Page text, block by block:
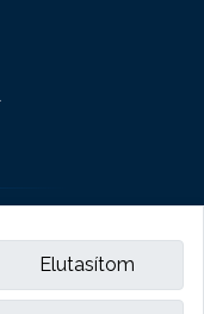
Elutasítom